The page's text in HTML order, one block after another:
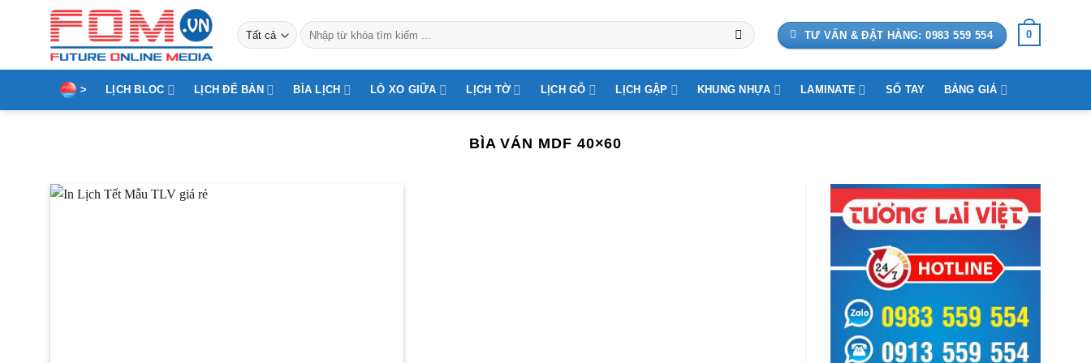
dung
Tìm
kiếm:
TƯ VẤN & ĐẶT HÀNG: 0983 559 554 0
> LỊCH BLOC LỊCH ĐỂ BÀN BÌA LỊCH LÒ XO GIỮA LỊCH TỜ LỊCH GỖ LỊCH GẬP KHUNG NHỰA LAMINATE SỔ TAY BẢNG GIÁ
BÌA VÁN MDF 40×60